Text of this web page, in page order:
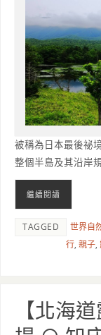
被稱為日本最後祕
整個半島及其沿岸
繼續閱讀
TAGGED 世界自
行,親子,
【北海